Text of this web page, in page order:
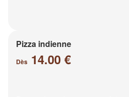
Pizza indienne
Dès 14.00 €